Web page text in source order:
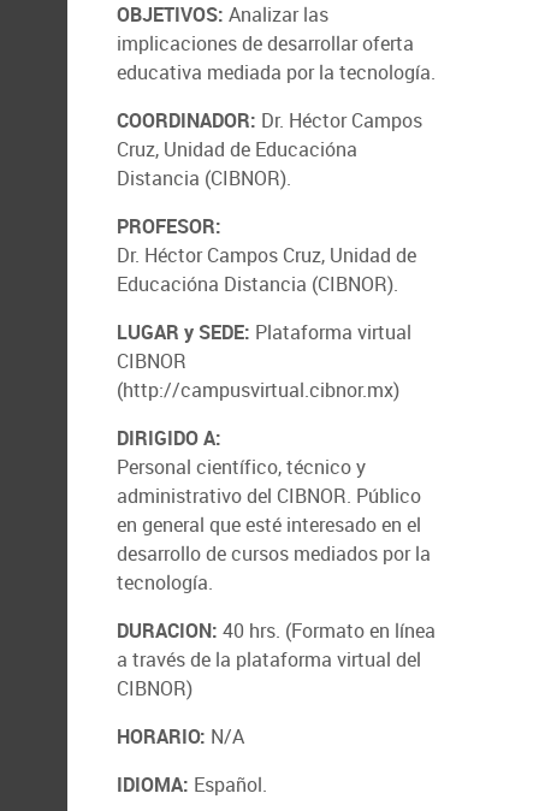
OBJETIVOS: Analizar las
implicaciones de desarrollar oferta
educativa mediada por la tecnología.
COORDINADOR: Dr. Héctor Campos
Cruz, Unidad de Educacióna
Distancia (CIBNOR).
PROFESOR:
Dr. Héctor Campos Cruz, Unidad de
Educacióna Distancia (CIBNOR).
LUGAR y SEDE: Plataforma virtual
CIBNOR
(http://campusvirtual.cibnor.mx)
DIRIGIDO A:
Personal científico, técnico y
administrativo del CIBNOR. Público
en general que esté interesado en el
desarrollo de cursos mediados por la
tecnología.
DURACION: 40 hrs. (Formato en línea
a través de la plataforma virtual del
CIBNOR)
HORARIO: N/A
IDIOMA: Español.